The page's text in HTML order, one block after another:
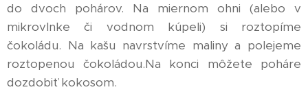
do dvoch pohárov. Na miernom ohni (alebo v
mikrovlnke či vodnom kúpeli) si roztopíme
čokoládu. Na kašu navrstvíme maliny a polejeme
roztopenou čokoládou.Na konci môžete poháre
dozdobiť kokosom.